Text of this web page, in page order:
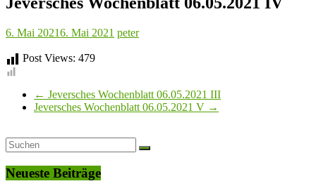
6. Mai 20216. Mai 2021 peter
Post Views: 479
← Jeversches Wochenblatt 06.05.2021 III
Jeversches Wochenblatt 06.05.2021 V →
Neueste Beiträge